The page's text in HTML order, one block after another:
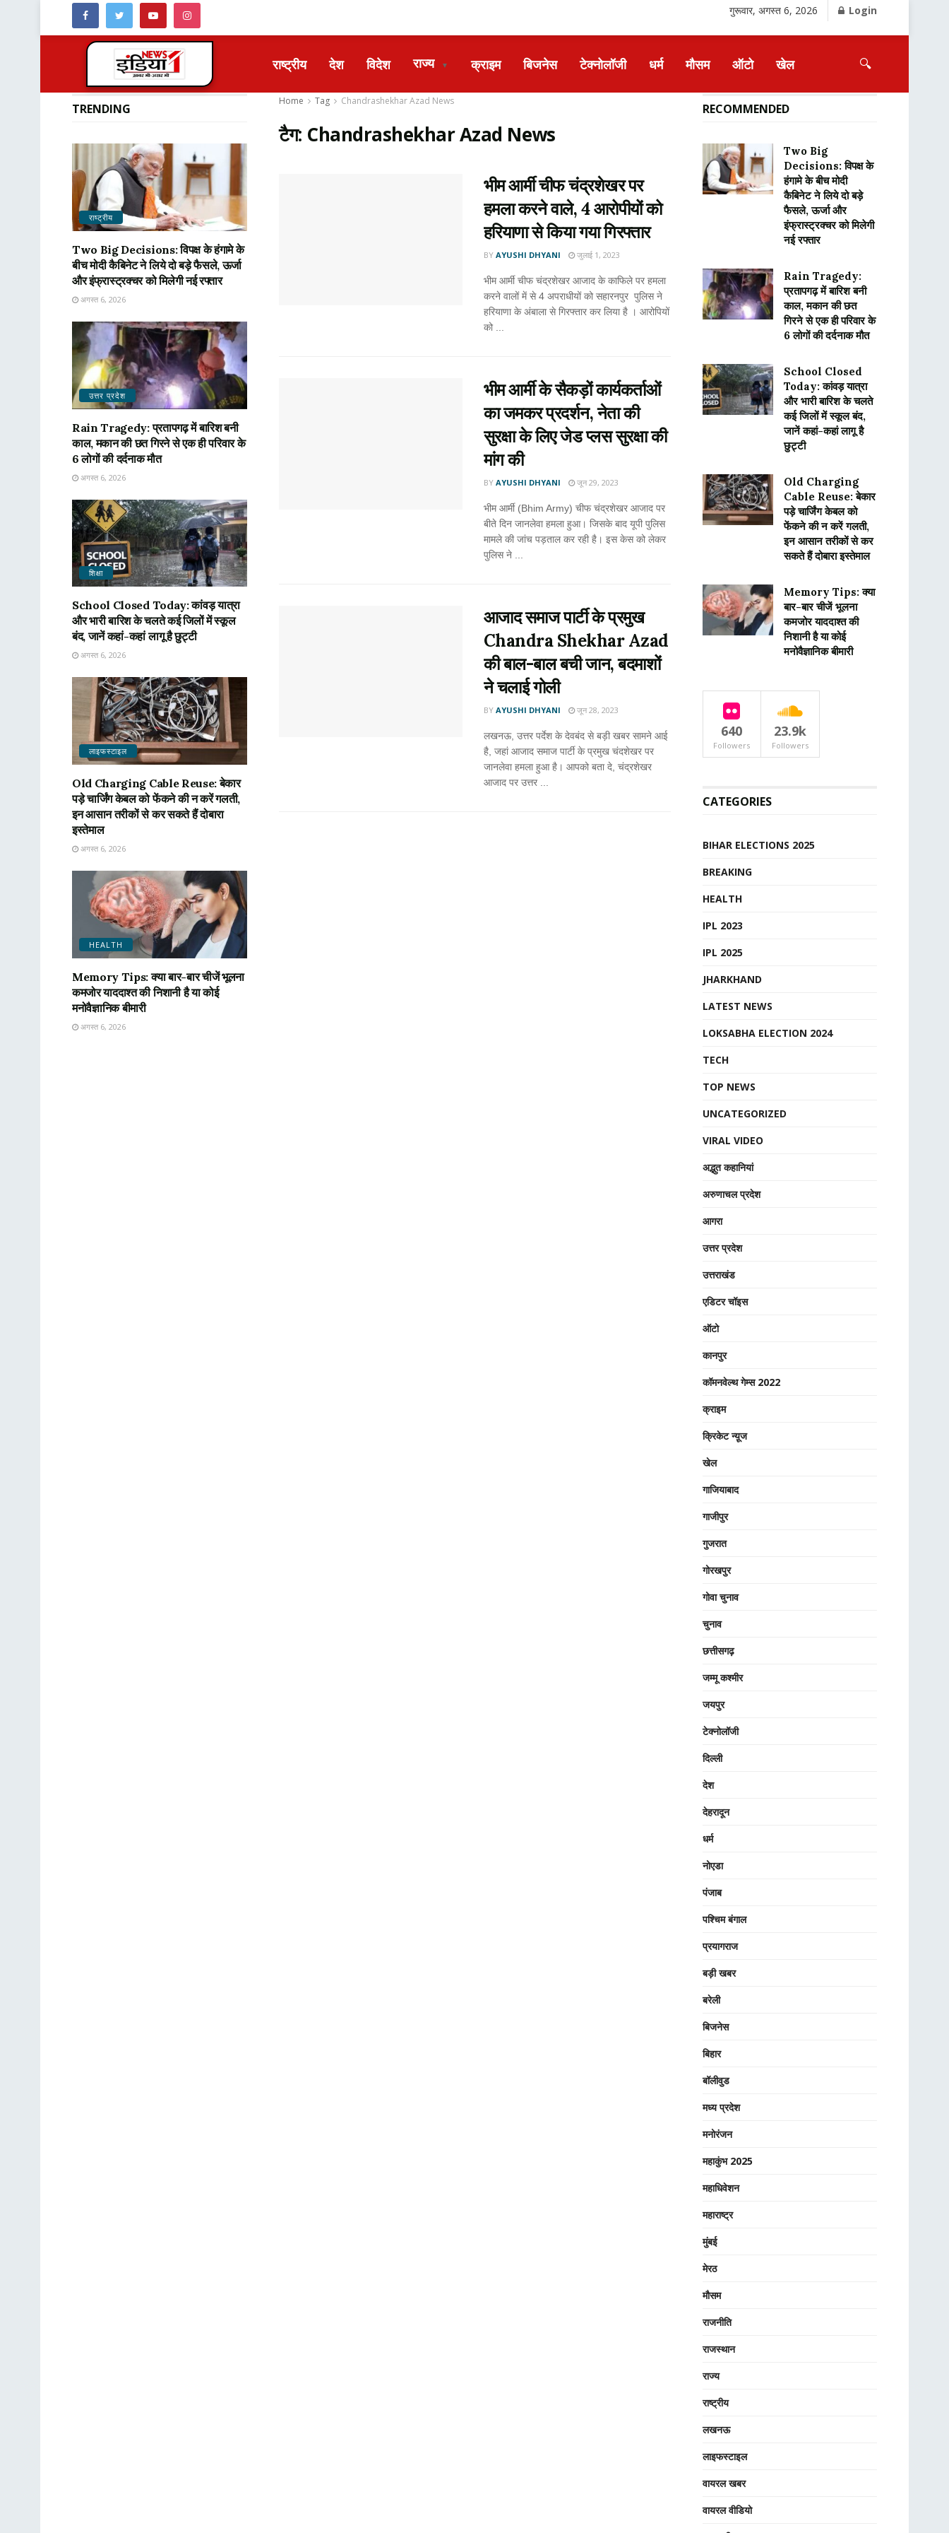
गुरूवार, अगस्त 6, 2026 Login
राष्ट्रीय देश विदेश राज्य ▼ क्राइम बिजनेस टेक्नोलॉजी धर्म मौसम ऑटो खेल 🔍
Home Tag Chandrashekhar Azad News
टैग: Chandrashekhar Azad News
भीम आर्मी चीफ चंद्रशेखर पर
हमला करने वाले, 4 आरोपीयों को
हरियाणा से किया गया गिरफ्तार
BY AYUSHI DHYANI जुलाई 1, 2023
भीम आर्मी चीफ चंद्रशेखर आजाद के काफिले पर हमला
करने वालों में से 4 अपराधीयों को सहारनपुर पुलिस ने
हरियाणा के अंबाला से गिरफ्तार कर लिया है । आरोपियों
को ...
भीम आर्मी के सैकड़ों कार्यकर्ताओं
का जमकर प्रदर्शन, नेता की
सुरक्षा के लिए जेड प्लस सुरक्षा की
मांग की
BY AYUSHI DHYANI जून 29, 2023
भीम आर्मी (Bhim Army) चीफ चंद्रशेखर आजाद पर
बीते दिन जानलेवा हमला हुआ। जिसके बाद यूपी पुलिस
मामले की जांच पड़ताल कर रही है। इस केस को लेकर
पुलिस ने ...
आजाद समाज पार्टी के प्रमुख
Chandra Shekhar Azad
की बाल-बाल बची जान, बदमाशों
ने चलाई गोली
BY AYUSHI DHYANI जून 28, 2023
लखनऊ, उत्तर पर्देश के देवबंद से बड़ी खबर सामने आई
है, जहां आजाद समाज पार्टी के प्रमुख चंदशेखर पर
जानलेवा हमला हुआ है। आपको बता दे, चंद्रशेखर
आजाद पर उत्तर ...
TRENDING
राष्ट्रीय
Two Big Decisions: विपक्ष के हंगामे के
बीच मोदी कैबिनेट ने लिये दो बड़े फैसले, ऊर्जा
और इंफ्रास्ट्रक्चर को मिलेगी नई रफ्तार
अगस्त 6, 2026
उत्तर प्रदेश
Rain Tragedy: प्रतापगढ़ में बारिश बनी
काल, मकान की छत गिरने से एक ही परिवार के
6 लोगों की दर्दनाक मौत
अगस्त 6, 2026
शिक्षा
School Closed Today: कांवड़ यात्रा
और भारी बारिश के चलते कई जिलों में स्कूल
बंद, जानें कहां-कहां लागू है छुट्टी
अगस्त 6, 2026
लाइफस्टाइल
Old Charging Cable Reuse: बेकार
पड़े चार्जिंग केबल को फेंकने की न करें गलती,
इन आसान तरीकों से कर सकते हैं दोबारा
इस्तेमाल
अगस्त 6, 2026
HEALTH
Memory Tips: क्या बार-बार चीजें भूलना
कमजोर याददाश्त की निशानी है या कोई
मनोवैज्ञानिक बीमारी
अगस्त 6, 2026
RECOMMENDED
Two Big
Decisions: विपक्ष के
हंगामे के बीच मोदी
कैबिनेट ने लिये दो बड़े
फैसले, ऊर्जा और
इंफ्रास्ट्रक्चर को मिलेगी
नई रफ्तार
Rain Tragedy:
प्रतापगढ़ में बारिश बनी
काल, मकान की छत
गिरने से एक ही परिवार के
6 लोगों की दर्दनाक मौत
School Closed
Today: कांवड़ यात्रा
और भारी बारिश के चलते
कई जिलों में स्कूल बंद,
जानें कहां-कहां लागू है
छुट्टी
Old Charging
Cable Reuse: बेकार
पड़े चार्जिंग केबल को
फेंकने की न करें गलती,
इन आसान तरीकों से कर
सकते हैं दोबारा इस्तेमाल
Memory Tips: क्या
बार-बार चीजें भूलना
कमजोर याददाश्त की
निशानी है या कोई
मनोवैज्ञानिक बीमारी
640
Followers
23.9k
Followers
CATEGORIES
BIHAR ELECTIONS 2025
BREAKING
HEALTH
IPL 2023
IPL 2025
JHARKHAND
LATEST NEWS
LOKSABHA ELECTION 2024
TECH
TOP NEWS
UNCATEGORIZED
VIRAL VIDEO
अद्भुत कहानियां
अरुणाचल प्रदेश
आगरा
उत्तर प्रदेश
उत्तराखंड
एडिटर चॉइस
ऑटो
कानपुर
कॉमनवेल्थ गेम्स 2022
क्राइम
क्रिकेट न्यू़ज
खेल
गाजियाबाद
गाजीपुर
गुजरात
गोरखपुर
गोवा चुनाव
चुनाव
छत्तीसगढ़
जम्मू कश्मीर
जयपुर
टेक्नोलॉजी
दिल्ली
देश
देहरादून
धर्म
नोएडा
पंजाब
पश्चिम बंगाल
प्रयागराज
बड़ी खबर
बरेली
बिजनेस
बिहार
बॉलीवुड
मध्य प्रदेश
मनोरंजन
महाकुंभ 2025
महाधिवेशन
महाराष्ट्र
मुंबई
मेरठ
मौसम
राजनीति
राजस्थान
राज्य
राष्ट्रीय
लखनऊ
लाइफस्टाइल
वायरल खबर
वायरल वीडियो